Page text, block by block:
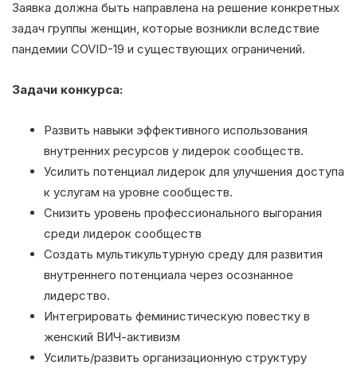
Заявка должна быть направлена на решение конкретных
задач группы женщин, которые возникли вследствие
пандемии COVID-19 и существующих ограничений.
Задачи конкурса:
Развить навыки эффективного использования
внутренних ресурсов у лидерок сообществ.
Усилить потенциал лидерок для улучшения доступа
к услугам на уровне сообществ.
Снизить уровень профессионального выгорания
среди лидерок сообществ
Создать мультикультурную среду для развития
внутреннего потенциала через осознанное
лидерство.
Интегрировать феминистическую повестку в
женский ВИЧ-активизм
Усилить/развить организационную структуру